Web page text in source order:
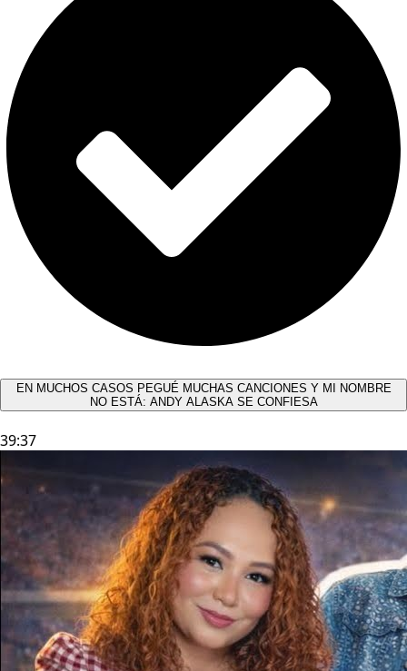
EN MUCHOS CASOS PEGUÉ MUCHAS CANCIONES Y MI NOMBRE
NO ESTÁ: ANDY ALASKA SE CONFIESA​
39:37